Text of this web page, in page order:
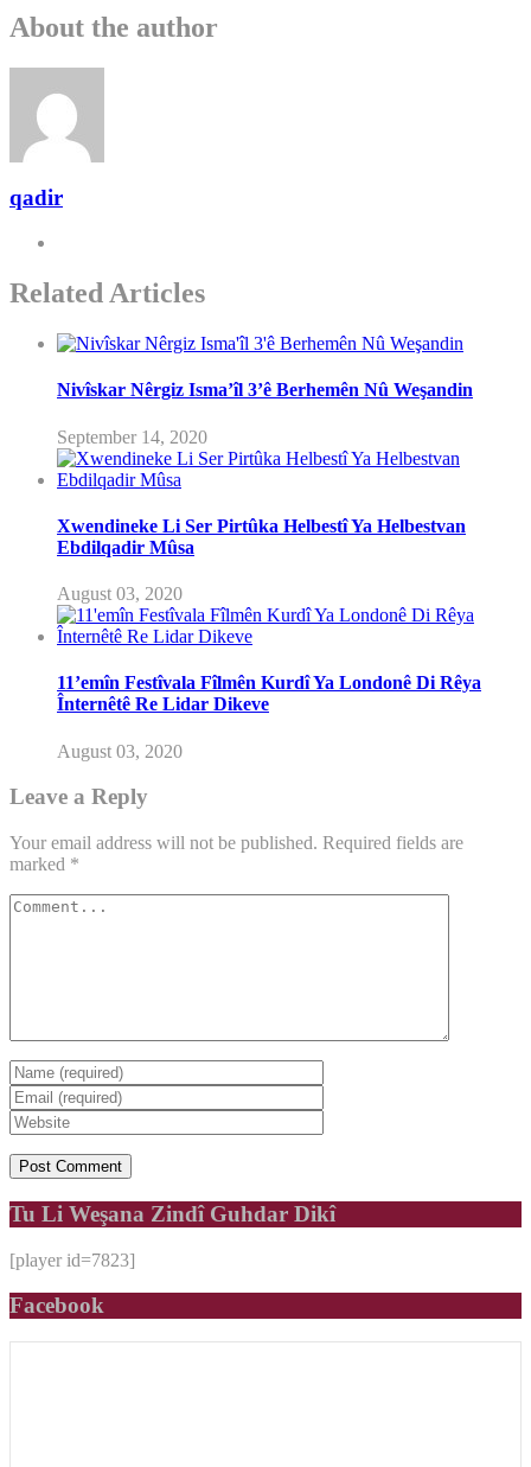
About the author
qadir
Related Articles
Nivîskar Nêrgiz Isma’îl 3’ê Berhemên Nû Weşandin
September 14, 2020
Xwendineke Li Ser Pirtûka Helbestî Ya Helbestvan
Ebdilqadir Mûsa
August 03, 2020
11’emîn Festîvala Fîlmên Kurdî Ya Londonê Di Rêya
Înternêtê Re Lidar Dikeve
August 03, 2020
Leave a Reply
Your email address will not be published. Required fields are
marked *
Tu Li Weşana Zindî Guhdar Dikî
[player id=7823]
Facebook